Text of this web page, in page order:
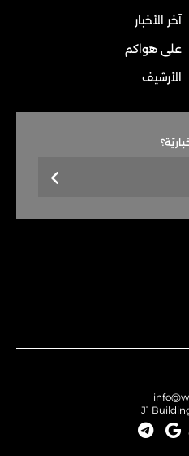
آخر الأخبار
على هواكم
الأرشيف
J1